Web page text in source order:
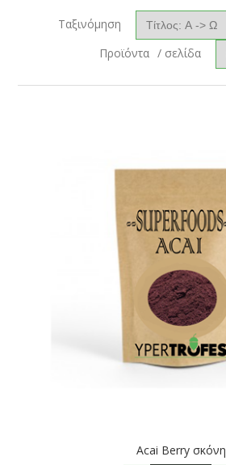
Ταξινόμηση
Προϊόντα / σελίδα
Acai Berry σκόνη